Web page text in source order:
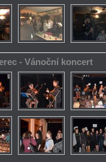
- Vánoční koncert